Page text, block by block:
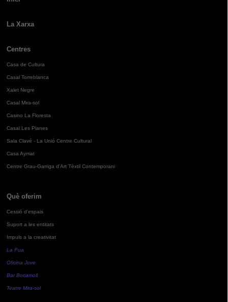
La Xarxa
Centres
Casa de Cultura
Casal Torreblanca
Xalet Negre
Casal Mira-sol
Casino La Floresta
Casal Les Planes
Sala Clavé - La Unió Centre Cultural
Casa Aymat
Centre Grau-Garriga d'Art Tèxtil Contemporani
Què oferim
Cessió d'espais
Suport a les entitats
Impuls a la creativitat
La Pua
Oficina Jove
Bar Bocamoll
Teatre Mira-sol